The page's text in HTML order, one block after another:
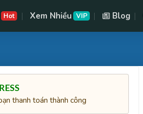
Hot Xem Nhiều VIP Blog
thanh toán thành công